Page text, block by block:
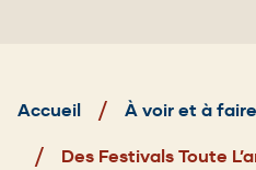
Fil
d'Ariane
Accueil
À voir et à faire
Des Festivals Toute